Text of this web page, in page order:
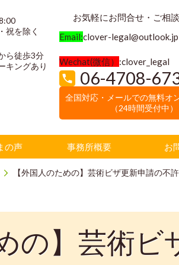
祝を除く
ら徒歩3分
キングあり
お気軽にお問合せ・ご相
Email:clover-legal@outlook.jp
Wechat(微信） :clover_legal
06-4708-
全国対応・メールでの無料オ
（24時間受付中）
の声 事務所概要 お
【外国人のための】芸術ビザ更新申請の不
の】芸術ビ